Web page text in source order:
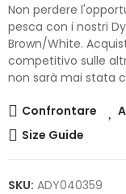
Non perdere
pesca con i nostri
Brown/White.
competitivo sulle
non sarà mai stata
Confrontare
Size Guide
SKU: ADY040359